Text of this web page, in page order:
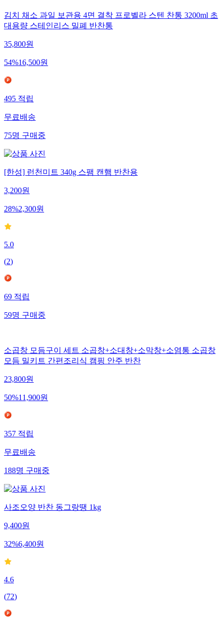
김치 채소 과일 보관용 4면 결착 프로벨라 스텐 찬통 3200ml 초
대용량 스테인리스 밀폐 반찬통
35,800원
54%16,500원
495적립
무료배송
75명구매중
[한성] 런천미트 340g 스팸 캔햄 반찬용
3,200원
28%2,300원
5.0
(2)
69적립
59명구매중
소곱창 모듬구이 세트 소곱창+소대창+소막창+소염통 소곱창
모듬 밀키트 간편조리식 캠핑 안주 반찬
23,800원
50%11,900원
357적립
무료배송
188명구매중
사조오양 반찬 동그랑땡 1kg
9,400원
32%6,400원
4.6
(72)